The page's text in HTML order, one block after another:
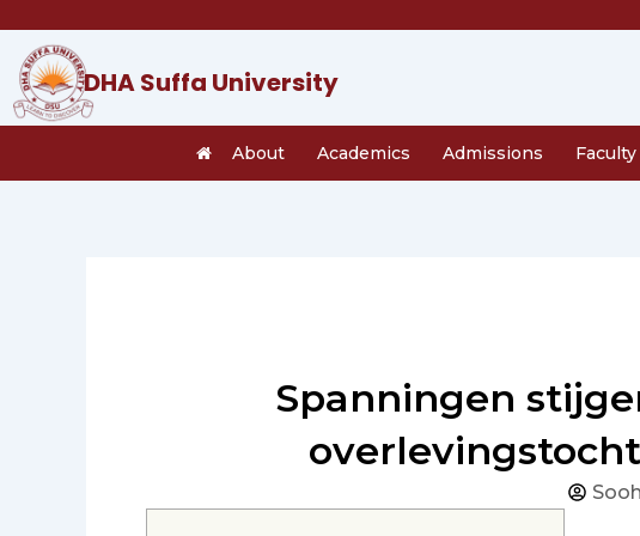
content
DHA Suffa University
About Academics Admissions Faculty
Spanningen